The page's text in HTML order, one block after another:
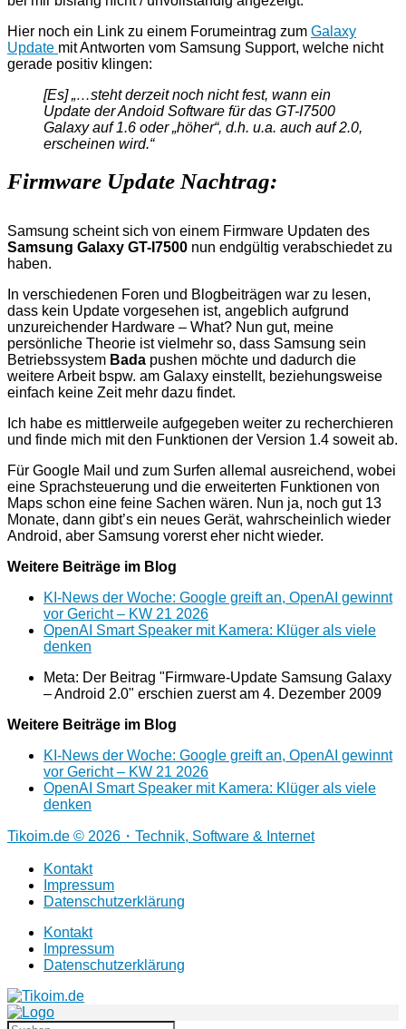
Hier noch ein Link zu einem Forumeintrag zum Galaxy
Update mit Antworten vom Samsung Support, welche nicht
gerade positiv klingen:
[Es] „…steht derzeit noch nicht fest, wann ein
Update der Andoid Software für das GT-I7500
Galaxy auf 1.6 oder „höher“, d.h. u.a. auch auf 2.0,
erscheinen wird.“
Firmware Update Nachtrag:
Samsung scheint sich von einem Firmware Updaten des
Samsung Galaxy GT-I7500 nun endgültig verabschiedet zu
haben.
In verschiedenen Foren und Blogbeiträgen war zu lesen,
dass kein Update vorgesehen ist, angeblich aufgrund
unzureichender Hardware – What? Nun gut, meine
persönliche Theorie ist vielmehr so, dass Samsung sein
Betriebssystem Bada pushen möchte und dadurch die
weitere Arbeit bspw. am Galaxy einstellt, beziehungsweise
einfach keine Zeit mehr dazu findet.
Ich habe es mittlerweile aufgegeben weiter zu recherchieren
und finde mich mit den Funktionen der Version 1.4 soweit ab.
Für Google Mail und zum Surfen allemal ausreichend, wobei
eine Sprachsteuerung und die erweiterten Funktionen von
Maps schon eine feine Sachen wären. Nun ja, noch gut 13
Monate, dann gibt’s ein neues Gerät, wahrscheinlich wieder
Android, aber Samsung vorerst eher nicht wieder.
Weitere Beiträge im Blog
KI-News der Woche: Google greift an, OpenAI gewinnt
vor Gericht – KW 21 2026
OpenAI Smart Speaker mit Kamera: Klüger als viele
denken
Meta: Der Beitrag "Firmware-Update Samsung Galaxy
– Android 2.0" erschien zuerst am 4. Dezember 2009
Weitere Beiträge im Blog
KI-News der Woche: Google greift an, OpenAI gewinnt
vor Gericht – KW 21 2026
OpenAI Smart Speaker mit Kamera: Klüger als viele
denken
Tikoim.de © 2026・Technik, Software & Internet
Kontakt
Impressum
Datenschutzerklärung
Kontakt
Impressum
Datenschutzerklärung